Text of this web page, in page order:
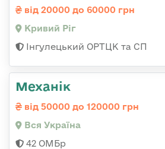
від 20000 до 60000 грн
Кривий Ріг
Інгулецький ОРТЦК та СП
Механік
від 50000 до 120000 грн
Вся Україна
42 ОМБр